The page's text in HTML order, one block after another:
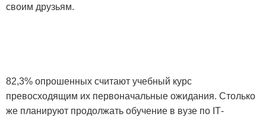
своим друзьям.
82,3% опрошенных считают учебный курс
превосходящим их первоначальные ожидания. Столько
же планируют продолжать обучение в вузе по IT-